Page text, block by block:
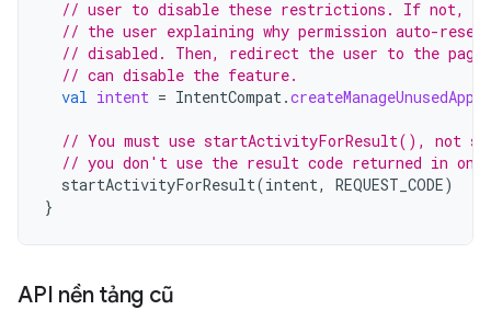
// user to disable these restrictions. If not, you
// the user explaining why permission auto-
// disabled. Then, redirect the user to the page
// can disable the feature.
val intent = IntentCompat.
// You must use startActivityForResult(), not
// you don't use the result code returned in
startActivityForResult(intent, REQUEST_CODE)
}
API nền tảng cũ